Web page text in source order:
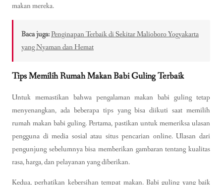
makan mereka.
Baca juga:Penginapan Terbaik di Sekitar Malioboro Yogyakarta
yang Nyaman dan Hemat
Tips Memilih Rumah Makan Babi Guling Terbaik
Untuk memastikan bahwa pengalaman makan babi guling tetap
menyenangkan, ada beberapa tips yang bisa diikuti saat memilih
rumah makan babi guling. Pertama, pastikan untuk memeriksa ulasan
pengguna di media sosial atau situs pencarian online. Ulasan dari
pengunjung sebelumnya bisa memberikan gambaran tentang kualitas
rasa, harga, dan pelayanan yang diberikan.
Kedua, perhatikan kebersihan tempat makan. Babi guling yang baik